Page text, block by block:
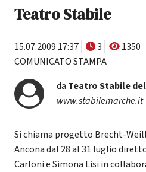
Teatro Stabile
15.07.2009 17:37 3
1350
COMUNICATO STAMPA
da Teatro Stabile
www.stabilemarche.it
Si chiama progetto Brecht-
Ancona dal 28 al 31 luglio
Carloni e Simona Lisi in